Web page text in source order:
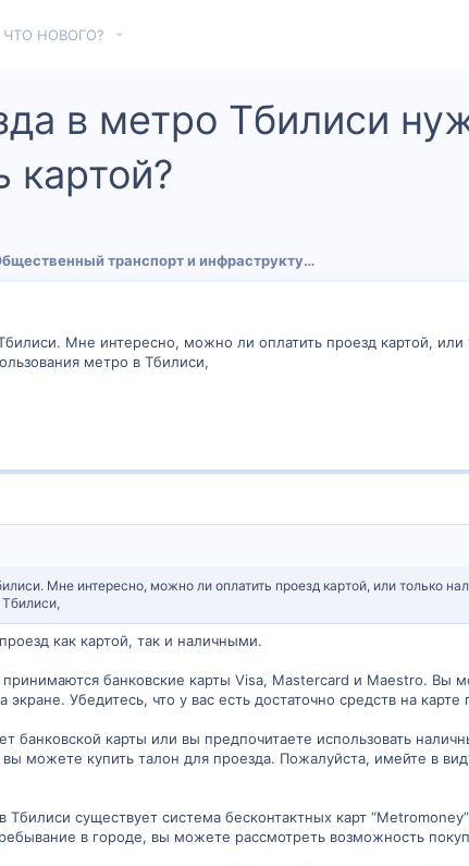
ЧТО НОВОГО?
в метро Тбилиси
картой?
Общественный транспорт и инфраструктура
Мне интересно, можно ли оплатить проезд картой,
метро в Тбилиси,
Мне интересно, можно ли оплатить проезд картой, или только
как картой, так и наличными.
банковские карты Visa, Mastercard и Maestro. Вы
экране. Убедитесь, что у вас есть достаточно средств на
банковской карты или вы предпочитаете использовать
можете купить талон для проезда. Пожалуйста, имейте в
Тбилиси существует система бесконтактных карт
в городе, вы можете рассмотреть возможность